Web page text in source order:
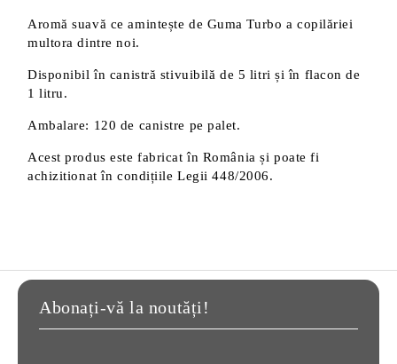
Aromă suavă ce amintește de Guma Turbo a copilăriei
multora dintre noi.
Disponibil în canistră stivuibilă de 5 litri și în flacon de
1 litru.
Ambalare: 120 de canistre pe palet.
Acest produs este fabricat în România și poate fi
achizitionat în condițiile Legii 448/2006.
Abonați-vă la noutăți!